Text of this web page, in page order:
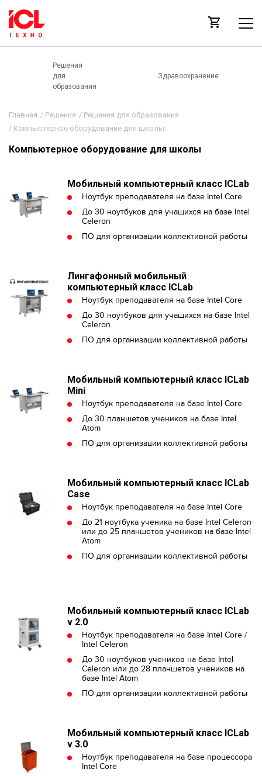
Решения
для
образования
Здравоохранение
Главная / Решения / Решения для образования
/ Компьютерное оборудование для школы
Компьютерное оборудование для школы
Мобильный компьютерный класс ICLab
Ноутбук преподавателя на базе Intel Core
До 30 ноутбуков для учащихся на базе Intel
Celeron
ПО для организации коллективной работы
Лингафонный мобильный
компьютерный класс ICLab
Ноутбук преподавателя на базе Intel Core
До 30 ноутбуков для учащихся на базе Intel
Celeron
ПО для организации коллективной работы
Mобильный компьютерный класс ICLab
Mini
Ноутбук преподавателя на базе Intel Core
До 30 планшетов учеников на базе Intel
Atom
ПО для организации коллективной работы
Mобильный компьютерный класс ICLab
Case
Ноутбук преподавателя на базе Intel Core
До 21 ноутбука ученика на базе Intel Celeron
или до 25 планшетов учеников на базе Intel
Atom
ПО для организации коллективной работы
Мобильный компьютерный класс ICLab
v 2.0
Ноутбук преподавателя на базе Intel Core /
Intel Celeron
До 30 ноутбуков учеников на базе Intel
Celeron или до 28 планшетов учеников на
базе Intel Atom
ПО для организации коллективной работы
Мобильный компьютерный класс ICLab
v 3.0
Ноутбук преподавателя на базе процессора
Intel Core